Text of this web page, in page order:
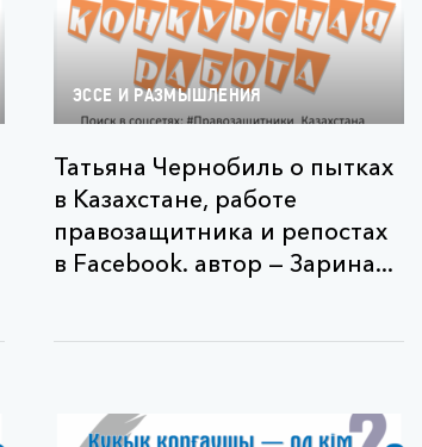
ЭССЕ И РАЗМЫШЛЕНИЯ
Татьяна Чернобиль о пытках
в Казахстане, работе
правозащитника и репостах
в Facebook. автор — Зарина...